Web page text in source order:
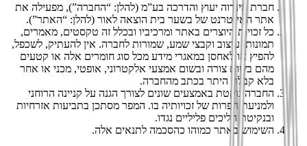
חברת מינרוה יעוץ והדרכה בע”מ (להלן: “החברה”), מפעילה את
אתר האינטרנט של בשער בית הוצאה לאור (להלן: “האתר”).
כל זכויות היוצרים באתר ומרכיביו ובכלל זה טקסטים, מאמרים,
תמונות, עיצוב וקבצי שמע, שמורות לחברה. אין להעתיק, לשכפל,
להפיץ או לאחסן במאגרי מידע מכל סוג חומרים אלה או קטעים
מהם בשום צורה ובשום אמצעי אלקטרוני, אופטי, מכני או אחר
בלא קבלת היתר בכתב מהחברה.
החברה נוקטת באמצעים שונים לצורך הגנה על קניינה הרוחני
ולמניעת הפרות של זכויותיה בו. המפר מסתכן בתביעות אזרחיות
ובנקיטת הליכים פליליים נגדו.
השימוש באתר כמוהו כהסכמה לתנאים אלה.